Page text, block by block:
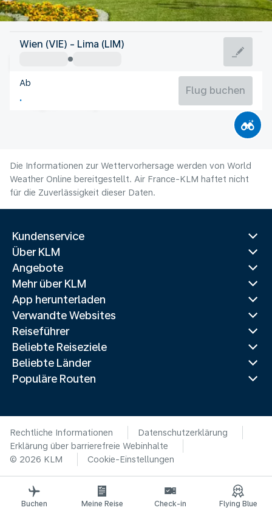
Peru
Peru
Wien (VIE) - Lima (LIM)
Ab
Flug buchen
Die Informationen zur Wettervorhersage werden von World
Weather Online bereitgestellt. Air France-KLM haftet nicht
für die Zuverlässigkeit dieser Daten.
Kundenservice
Über KLM
Angebote
Mehr über KLM
App herunterladen
Verwandte Websites
Reiseführer
Beliebte Reiseziele
Beliebte Länder
Populäre Routen
Rechtliche Informationen
Datenschutzerklärung
Erklärung über barrierefreie Webinhalte
© 2026 KLM
Cookie-Einstellungen
Buchen Meine Reise Check-in Flying Blue